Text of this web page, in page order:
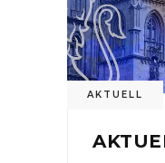
AKTUELL